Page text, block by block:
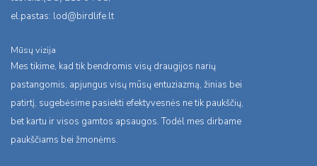
el.pastas: lod@birdlife.lt
Mūsų vizija
Mes tikime, kad tik bendromis visų draugijos narių
pastangomis, apjungus visų mūsų entuziazmą, žinias bei
patirtį, sugebėsime pasiekti efektyvesnės ne tik paukščių,
bet kartu ir visos gamtos apsaugos. Todėl mes dirbame
paukščiams bei žmonėms.